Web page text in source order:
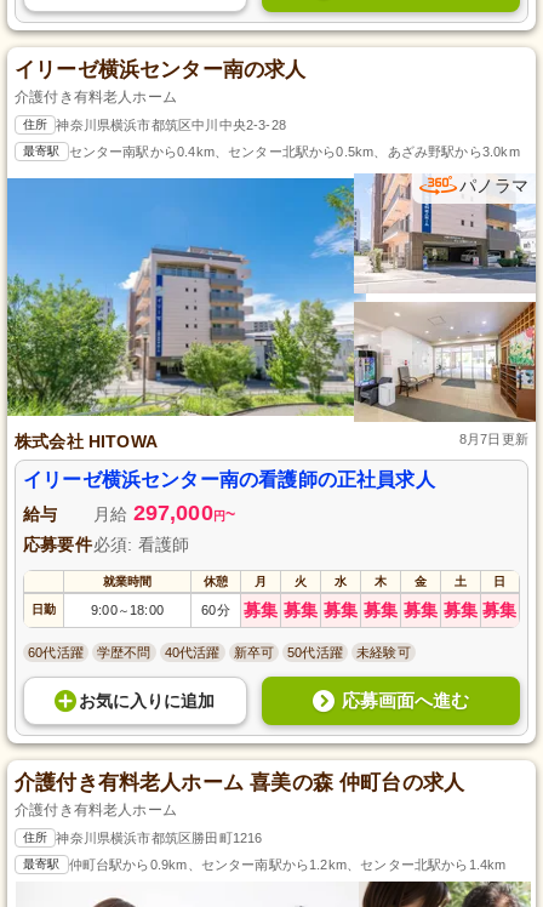
イリーゼ横浜センター南の求人
介護付き有料老人ホーム
住所 神奈川県横浜市都筑区中川中央2-3-28
最寄駅 センター南駅から0.4km、センター北駅から0.5km、あざみ野駅から3.0km
パノラマ
株式会社 HITOWA 8月7日更新
イリーゼ横浜センター南の看護師の正社員求人
給与 月給 297,000円~
応募要件必須: 看護師
就業時間 休憩 月 火 水 木 金 土 日
日勤 9:00～ 18:00 60分 募集 募集 募集 募集 募集 募集 募集
60代活躍 学歴不問 40代活躍 新卒可 50代活躍 未経験可
お気に入り に追加 応募画面へ進む
介護付き有料老人ホーム 喜美の森 仲町台の求人
介護付き有料老人ホーム
住所 神奈川県横浜市都筑区勝田町1216
最寄駅 仲町台駅から0.9km、センター南駅から1.2km、センター北駅から1.4km